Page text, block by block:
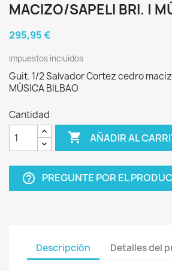
MACIZO/SAPELI BRI. |
295,95 €
Impuestos incluidos
Guit. 1/2 Salvador Cortez cedro
MÚSICA BILBAO
Cantidad
 AÑADIR AL
help_outline PREGUNTE POR EL
Descripción Detalles del